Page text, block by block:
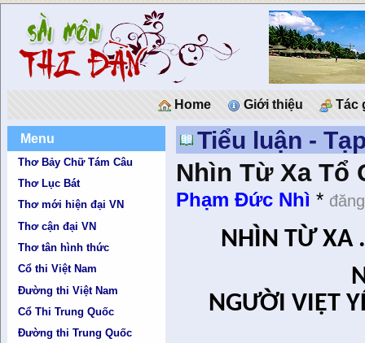
Home Giới thiệu Tác
Menu
Thơ Bảy Chữ Tám Câu
Thơ Lục Bát
Thơ mới hiện đại VN
Thơ cận đại VN
Thơ tân hình thức
Cổ thi Việt Nam
Đường thi Việt Nam
Cổ Thi Trung Quốc
Đường thi Trung Quốc
Tiểu luận -
Nhìn Từ Xa Tổ
Phạm Đức Nhì *
NHÌN TỪ XA
NGƯỜI VIỆT